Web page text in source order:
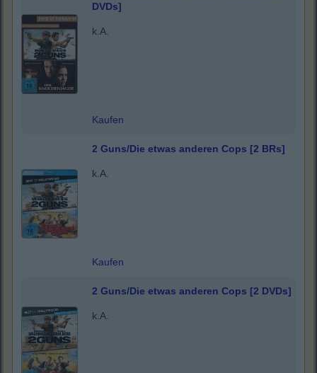
DVDs]
k.A.
Kaufen
2 Guns/Die etwas anderen Cops [2 BRs]
k.A.
Kaufen
2 Guns/Die etwas anderen Cops [2 DVDs]
k.A.